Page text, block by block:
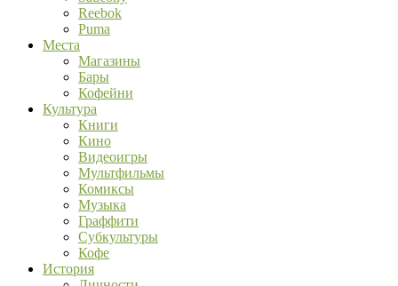
Reebok
Puma
Места
Магазины
Бары
Кофейни
Культура
Книги
Кино
Видеоигры
Мультфильмы
Комиксы
Музыка
Граффити
Субкультуры
Кофе
История